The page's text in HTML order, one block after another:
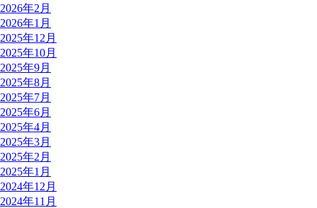
2026年2月
2026年1月
2025年12月
2025年10月
2025年9月
2025年8月
2025年7月
2025年6月
2025年4月
2025年3月
2025年2月
2025年1月
2024年12月
2024年11月